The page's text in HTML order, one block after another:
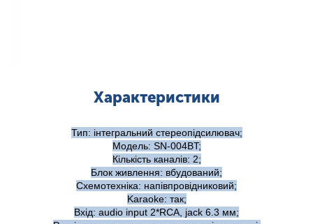
Характеристики
Тип: інтегральний стереопідсилювач;
Модель: SN-004BT;
Кількість каналів: 2;
Блок живлення: вбудований;
Схемотехніка: напівпровідниковий;
Karaoke: так;
Вхід: audio input 2*RCA, jack 6.3 мм;